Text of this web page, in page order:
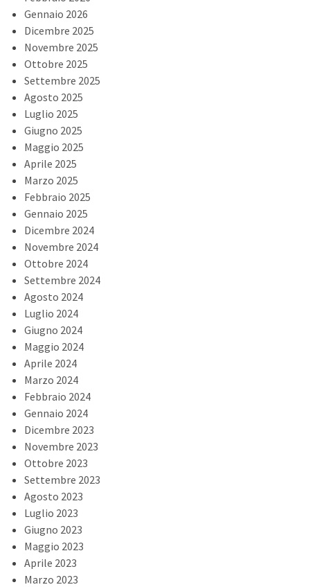
Gennaio 2026
Dicembre 2025
Novembre 2025
Ottobre 2025
Settembre 2025
Agosto 2025
Luglio 2025
Giugno 2025
Maggio 2025
Aprile 2025
Marzo 2025
Febbraio 2025
Gennaio 2025
Dicembre 2024
Novembre 2024
Ottobre 2024
Settembre 2024
Agosto 2024
Luglio 2024
Giugno 2024
Maggio 2024
Aprile 2024
Marzo 2024
Febbraio 2024
Gennaio 2024
Dicembre 2023
Novembre 2023
Ottobre 2023
Settembre 2023
Agosto 2023
Luglio 2023
Giugno 2023
Maggio 2023
Aprile 2023
Marzo 2023